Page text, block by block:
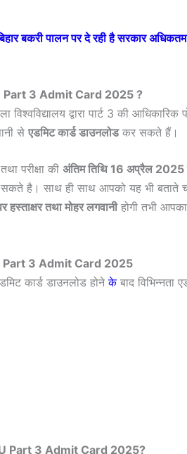
बकरी पालन पर दे रही है सरकार
Part 3 Admit Card 2025 ?
द्वारा पार्ट 3 की आधिकारिक
से एडमिट कार्ड डाउनलोडकर सकते हैं।
परीक्षा की अंतिम तिथि 16 अप्रैल
सकते है। साथ ही साथ आपको यह भी बताते
हस्ताक्षर तथा मोहर लगवानीहोगी तभी
Part 3 Admit Card 2025
कार्ड डाउनलोड होनेके बाद विभिन्नता
Part 3 Admit Card 2025?